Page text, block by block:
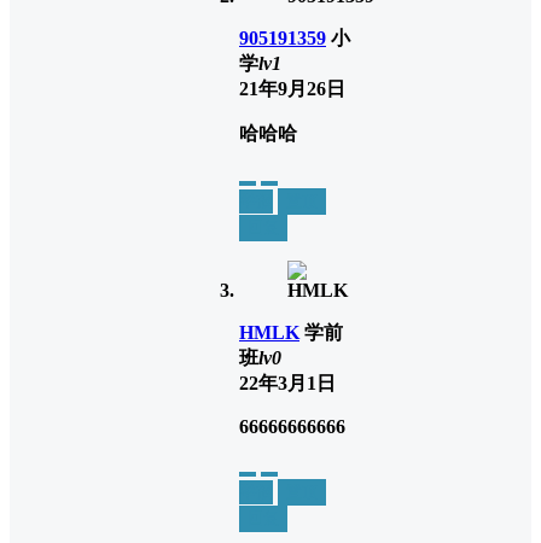
905191359 小
学lv1
21年9月26日
哈哈哈
HMLK 学前
班lv0
22年3月1日
66666666666